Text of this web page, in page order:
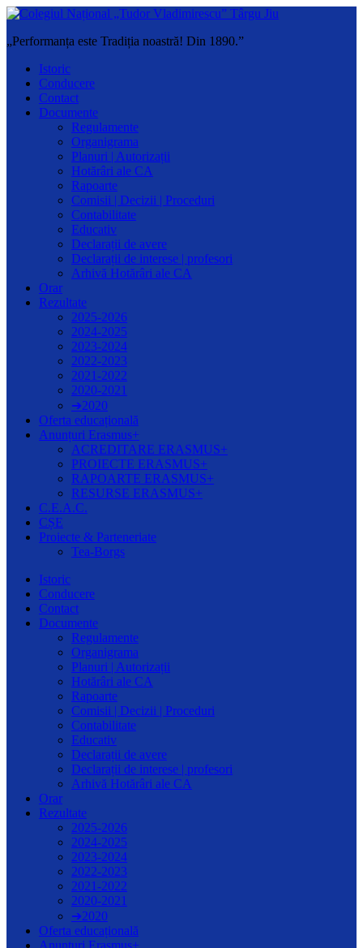
„Performanța este Tradiția noastră! Din 1890.”
Istoric
Conducere
Contact
Documente
Regulamente
Organigrama
Planuri | Autorizații
Hotărâri ale CA
Rapoarte
Comisii | Decizii | Proceduri
Contabilitate
Educativ
Declarații de avere
Declarații de interese | profesori
Arhivă Hotărâri ale CA
Orar
Rezultate
2025-2026
2024-2025
2023-2024
2022-2023
2021-2022
2020-2021
➔2020
Oferta educațională
Anunțuri Erasmus+
ACREDITARE ERASMUS+
PROIECTE ERASMUS+
RAPOARTE ERASMUS+
RESURSE ERASMUS+
C.E.A.C.
CȘE
Proiecte & Parteneriate
Tea-Borgs
Istoric
Conducere
Contact
Documente
Regulamente
Organigrama
Planuri | Autorizații
Hotărâri ale CA
Rapoarte
Comisii | Decizii | Proceduri
Contabilitate
Educativ
Declarații de avere
Declarații de interese | profesori
Arhivă Hotărâri ale CA
Orar
Rezultate
2025-2026
2024-2025
2023-2024
2022-2023
2021-2022
2020-2021
➔2020
Oferta educațională
Anunțuri Erasmus+